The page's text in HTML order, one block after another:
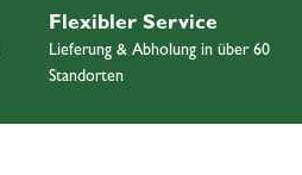
Flexibler Service
Lieferung & Abholung in über 60
Standorten